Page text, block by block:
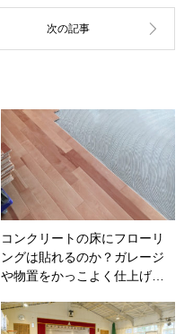
コンクリートの床にフローリ
ングは貼れるのか？ガレージ
や物置をかっこよく仕上げ…